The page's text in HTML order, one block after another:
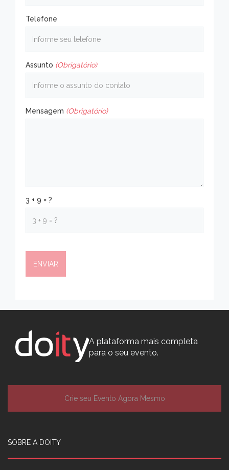
Telefone
Assunto (Obrigatório)
Mensagem (Obrigatório)
3 + 9 = ?
A plataforma mais completa
para o seu evento.
Crie seu Evento Agora Mesmo
SOBRE A DOITY